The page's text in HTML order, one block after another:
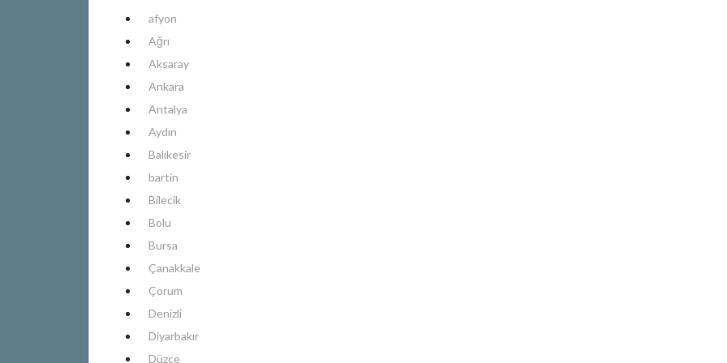
afyon
Ağrı
Aksaray
Ankara
Antalya
Aydın
Balıkesir
bartin
Bilecik
Bolu
Bursa
Çanakkale
Çorum
Denizli
Diyarbakır
Düzce